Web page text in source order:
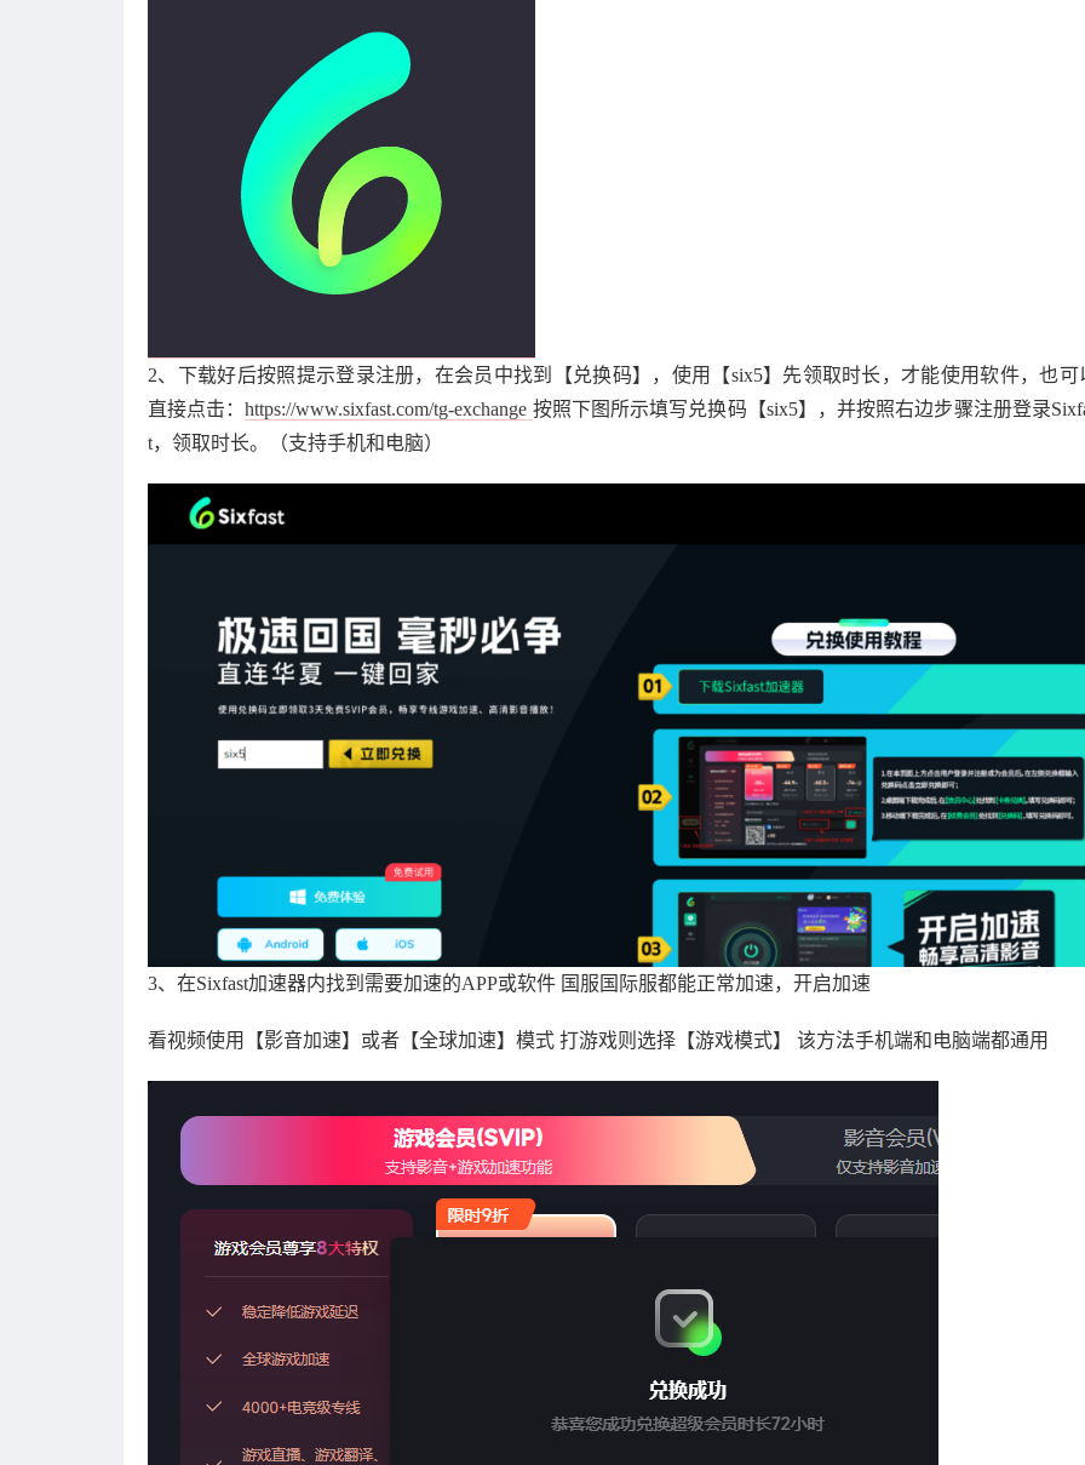
2、下载好后按照提示登录注册，在会员中找到【兑换码】，使用【six5】先领取时长，才能使用软件，也可
直接点击：https://www.sixfast.com/tg-exchange 按照下图所示填写兑换码【six5】，并按照右边步骤注册登录
t，领取时长。（支持手机和电脑）
3、在Sixfast加速器内找到需要加速的APP或软件 国服国际服都能正常加速，开启加速
看视频使用【影音加速】或者【全球加速】模式 打游戏则选择【游戏模式】 该方法手机端和电脑端都通用